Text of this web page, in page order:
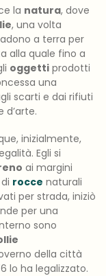
la natura, dove
, una volta
a terra per
alla quale fino a
oggetti prodotti
una
scarti e dai rifiuti
d’arte.
inizialmente,
Egli si
ai margini
rocce naturali
per strada, iniziò
per una
sono
della città
lo ha legalizzato.